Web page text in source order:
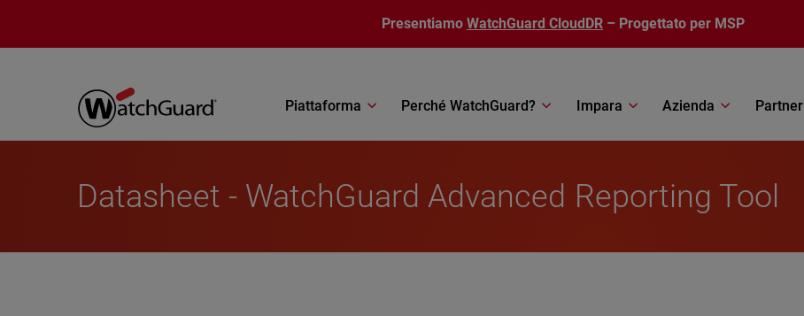
Presentiamo WatchGuard CloudDR – Progettato per MSP
Piattaforma Perché WatchGuard? Impara Azienda Partner
Datasheet - WatchGuard Advanced Reporting Tool